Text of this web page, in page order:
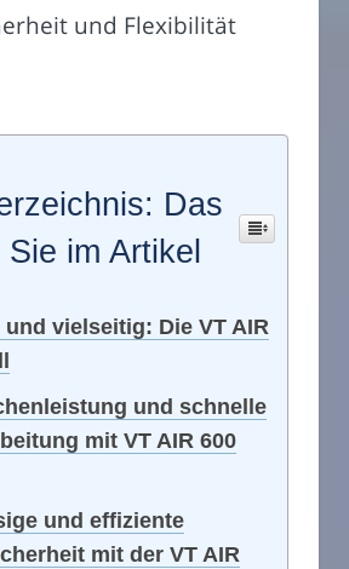
und Flexibilität
Das
im Artikel
vielseitig: Die VT AIR
und schnelle
mit VT AIR 600
und effiziente
mit der VT AIR